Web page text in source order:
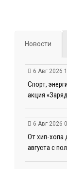
Новости
6 Авг 2026
Спорт,
акция
6 Авг 2026
От хип-хопа
августа с